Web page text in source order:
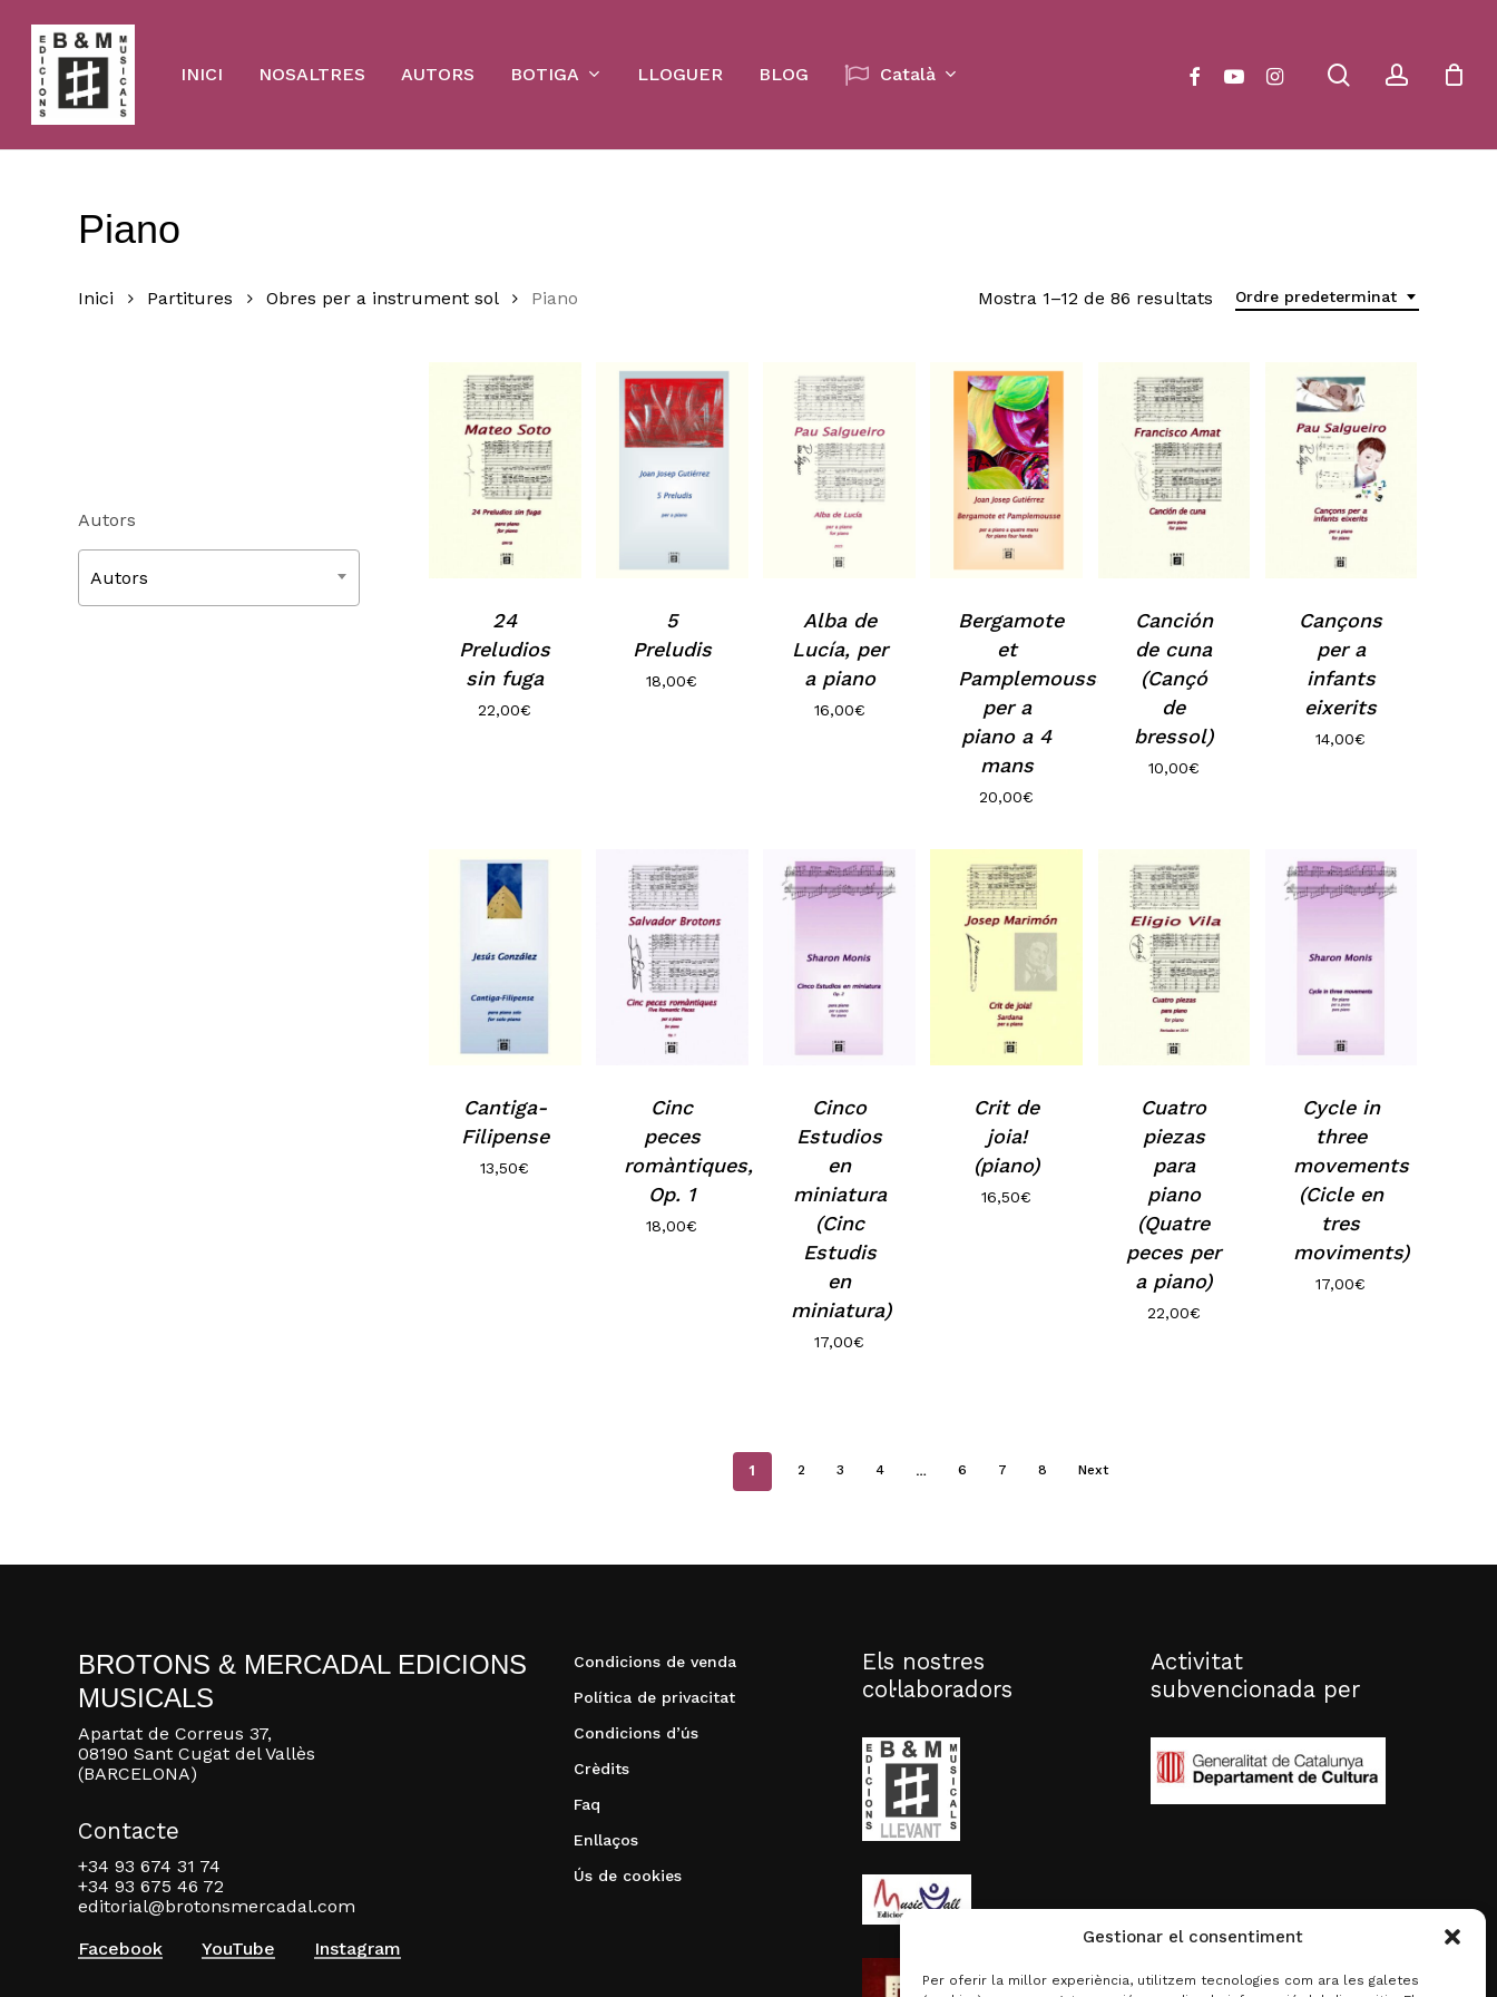
Gestionar el consentiment
Per oferir la millor experiència, utilitzem tecnologies com ara les galetes
main
content
INICI NOSALTRES AUTORS BOTIGA LLOGUER BLOG Català searchaccount
facebookyoutubeinstagram Cart
No hi ha productes a la cistella.
Go to shop
Piano
Ordre predeterminat
Mostra 1–12 de 86 resultats
Inici Partitures Obres per a instrument sol Piano
Autors
Autors
24
Preludios
sin fuga
22,00€
5
Preludis
18,00€
Alba de
Lucía, per
a piano
16,00€
Bergamote
et
Pamplemousse,
per a
piano a 4
mans
20,00€
Canción
de cuna
(Cançó
de
bressol)
10,00€
Cançons
per a
infants
eixerits
14,00€
Cantiga-
Filipense
13,50€
Cinc
peces
romàntiques,
Op. 1
18,00€
Cinco
Estudios
en
miniatura
(Cinc
Estudis
en
miniatura)
17,00€
Crit de
joia!
(piano)
16,50€
Cuatro
piezas
para
piano
(Quatre
peces per
a piano)
22,00€
Cycle in
three
movements
(Cicle en
tres
moviments)
17,00€
1 2 3 4 … 6 7 8 Next
BROTONS & MERCADAL EDICIONS
MUSICALS
Apartat de Correus 37,
08190 Sant Cugat del Vallès
(BARCELONA)
Contacte
+34 93 674 31 74
+34 93 675 46 72
editorial@brotonsmercadal.com
Facebook
YouTube Instagram
Condicions de venda
Política de privacitat
Condicions d’ús
Crèdits
Faq
Enllaços
Ús de cookies
Els nostres
col·laboradors
Activitat
subvencionada per